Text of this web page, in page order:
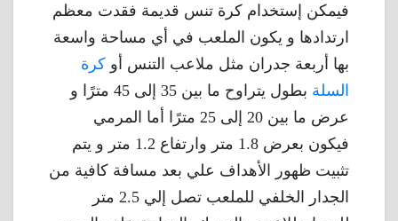
فيمكن إستخدام كرة تنس قديمة فقدت معظم
ارتدادها و يكون الملعب في أي مساحة واسعة
بها أربعة جدران مثل ملاعب التنس أو كرة
السلة
بطول يتراوح ما بين 35 إلى 45 مترًا و
عرض ما بين 20 إلى 25 مترًا أما المرمي
فيكون بعرض 1.8 متر وارتفاع 1.2 متر و يتم
تثبيت ظهور الأهداف علي بعد مسافة كافية من
الجدار الخلفي للملعب تصل إلي 2.5 متر